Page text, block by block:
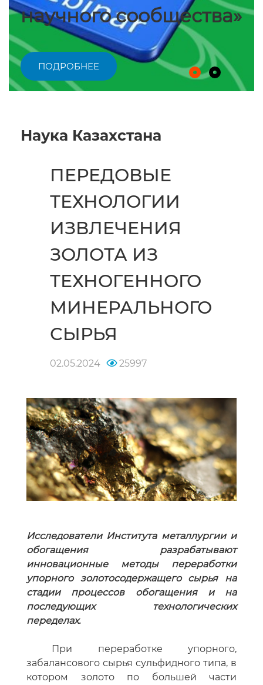
научного сообщества»
ПОДРОБНЕЕ
Наука Казахстана
ПЕРЕДОВЫЕ
ТЕХНОЛОГИИ
ИЗВЛЕЧЕНИЯ
ЗОЛОТА ИЗ
ТЕХНОГЕННОГО
МИНЕРАЛЬНОГО
СЫРЬЯ
02.05.2024 25997
Исследователи Института металлургии и
обогащения разрабатывают
инновационные методы переработки
упорного золотосодержащего сырья на
стадии процессов обогащения и на
последующих технологических
переделах.
При переработке упорного,
забалансового сырья сульфидного типа, в
котором золото по большей части